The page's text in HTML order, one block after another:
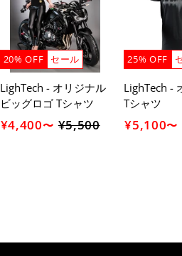
20% OFF セール
LighTech - オリジナル
ビッグロゴ Tシャツ
¥4,400〜 ¥5,500セ
25% OFF
LighTech -
Tシャツ
¥5,100〜